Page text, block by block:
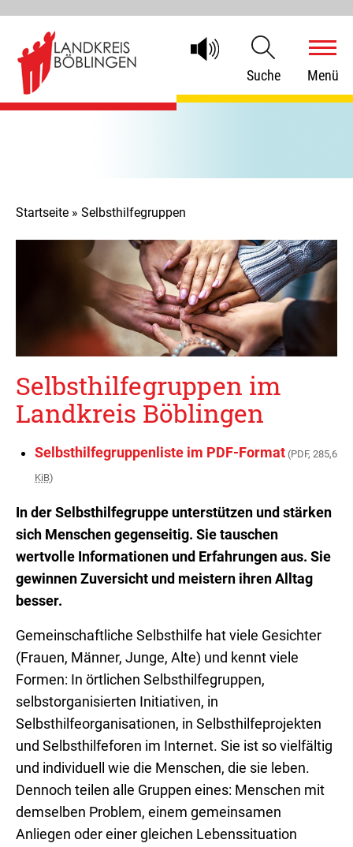
Suche Menü
Startseite » Selbsthilfegruppen
Selbsthilfegruppen im
Landkreis Böblingen
Selbsthilfegruppenliste im PDF-Format (PDF, 285,6
KiB)
In der Selbsthilfegruppe unterstützen und stärken
sich Menschen gegenseitig. Sie tauschen
wertvolle Informationen und Erfahrungen aus. Sie
gewinnen Zuversicht und meistern ihren Alltag
besser.
Gemeinschaftliche Selbsthilfe hat viele Gesichter
(Frauen, Männer, Junge, Alte) und kennt viele
Formen: In örtlichen Selbsthilfegruppen,
selbstorganisierten Initiativen, in
Selbsthilfeorganisationen, in Selbsthilfeprojekten
und Selbsthilfeforen im Internet. Sie ist so vielfältig
und individuell wie die Menschen, die sie leben.
Dennoch teilen alle Gruppen eines: Menschen mit
demselben Problem, einem gemeinsamen
Anliegen oder einer gleichen Lebenssituation